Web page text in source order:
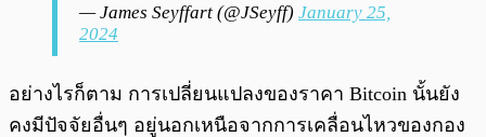
— James Seyffart (@JSeyff) January 25,
2024
อย่างไรก็ตาม การเปลี่ยนแปลงของราคา Bitcoin นั้นยัง
คงมีปัจจัยอื่นๆ อยู่นอกเหนือจากการเคลื่อนไหวของกอง